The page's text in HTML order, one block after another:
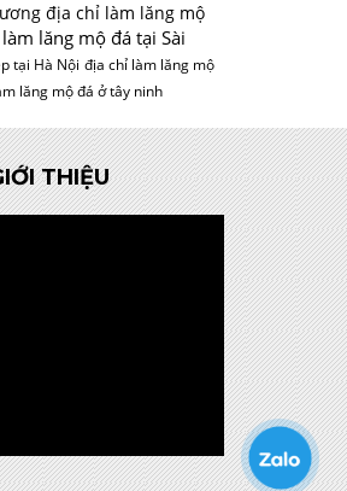
địa chỉ làm lăng mộ
lăng mộ đá tại Sài
tại Hà Nội địa chỉ làm lăng mộ
lăng mộ đá ở tây ninh
THIỆU